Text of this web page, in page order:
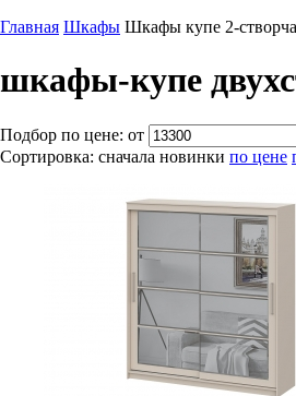
Главная Шкафы Шкафы купе 2-
шкафы-купе
Подбор по цене: от
Сортировка: сначала новинки по цене